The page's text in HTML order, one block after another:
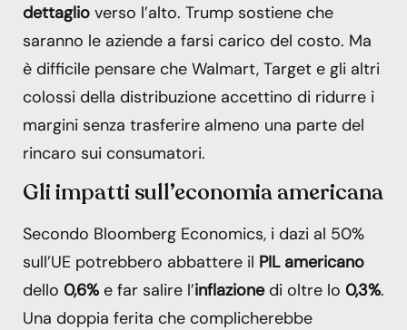
dettaglio verso l’alto. Trump sostiene che
saranno le aziende a farsi carico del costo. Ma
è difficile pensare che Walmart, Target e gli altri
colossi della distribuzione accettino di ridurre i
margini senza trasferire almeno una parte del
rincaro sui consumatori.
Gli impatti sull’economia americana
Secondo Bloomberg Economics, i dazi al 50%
sull’UE potrebbero abbattere il PIL americano
dello 0,6% e far salire l’inflazionedi oltre lo 0,3%.
Una doppia ferita che complicherebbe